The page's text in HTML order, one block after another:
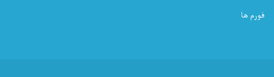
فورم ها